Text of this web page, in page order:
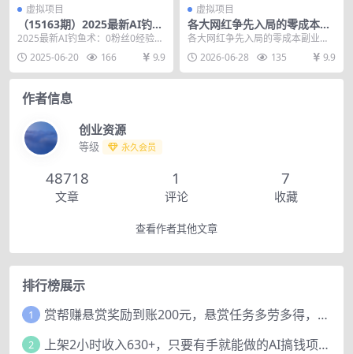
虚拟项目
（15163期）2025最新AI钓鱼
术：0粉丝0经验，一部手机就
能开启自动赚钱模式！
2025最新AI钓鱼术：0粉丝0经验，
一部手机就能开启自动赚钱模式！
1.项目介...
2025-06-20 166 9.9
虚拟项目
各大网红争先入局的零成本副
业，单账号日赚 300 以上，多
号矩阵可放大，模式合规长久
稳定！
各大网红争先入局的零成本副业，
单账号保底日赚 300 以上，多号矩
阵可放大，模式...
2026-06-28 135 9.9
作者信息
创业资源
等级 永久会员
48718
文章
1
评论
7
收藏
查看作者其他文章
排行榜展示
1 赏帮赚悬赏奖励到账200元，悬赏任务多劳多得，人人可做。
2 上架2小时收入630+，只要有手就能做的AI搞钱项目，奶奶看完都能学会!